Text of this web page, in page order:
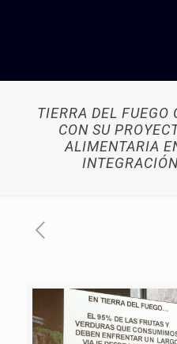
TIERRA DEL
CON SU
ALIMENTARIA